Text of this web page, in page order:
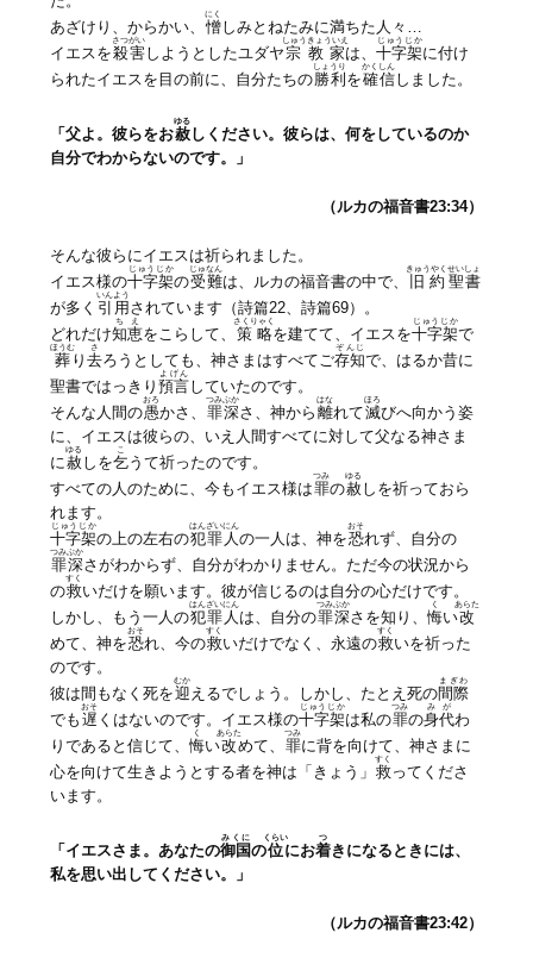
あざけり、からかい、憎
にく
しみとねたみに満ちた人々…
イエスを殺害
さつがい
しようとしたユダヤ 宗教家
しゅうきょういえ
は、十字架
じゅうじか
に付け
られたイエスを目の前に、自分たちの 勝利
しょうり
を確信
かくしん
しました。
「父よ。彼らをお赦
ゆる
しください。彼らは、何をしているのか
自分でわからないのです。」
（ルカの福音書23:34）
そんな彼らにイエスは祈られました。
イエス様の十字架
じゅうじか
の受難
じゅなん
は、ルカの福音書の中で、 旧約
きゅうやく
聖書
せいしょ
が多く 引用
いんよう
されています（詩篇22、詩篇69）。
どれだけ知恵
ちえ
をこらして、 策略
さくりゃく
を建てて、イエスを十字架
じゅうじか
で
葬
ほうむ
り去
さ
ろうとしても、神さまはすべてご存知
ぞんじ
で、はるか昔に
聖書ではっきり預言
よげん
していたのです。
そんな人間の愚
おろ
かさ、 罪深
つみぶか
さ、神から 離
はな
れて滅
ほろ
びへ向かう姿
に、イエスは彼らの、いえ人間すべてに対して父なる神さま
に 赦
ゆる
しを乞
こ
うて祈ったのです。
すべての人のために、今もイエス様は罪
つみ
の赦
ゆる
しを祈っておら
れます。
十字架
じゅうじか
の上の左右の犯罪人
はんざいにん
の一人は、神を恐
おそ
れず、自分の
罪深
つみぶか
さがわからず、自分がわかりません。ただ今の状況から
の救
すく
いだけを願います。彼が信じるのは自分の心だけです。
しかし、もう一人の犯罪人
はんざいにん
は、自分の罪深
つみぶか
さを知り、悔
く
い改
あらた
めて、神を恐
おそ
れ、今の救
すく
いだけでなく、永遠の救
すく
いを祈った
のです。
彼は間もなく死を迎
むか
えるでしょう。しかし、たとえ死の間際
まぎわ
でも 遅
おそ
くはないのです。イエス様の十字架
じゅうじか
は私の罪
つみ
の身代
みが
わ
りであると信じて、悔
く
い改
あらた
めて、 罪
つみ
に背を向けて、神さまに
心を向けて生きようとする者を神は「きょう」 救
すく
ってくださ
います。
「イエスさま。あなたの御国
みくに
の位
くらい
にお着
つ
きになるときには、
私を思い出してください。」
（ルカの福音書23:42）